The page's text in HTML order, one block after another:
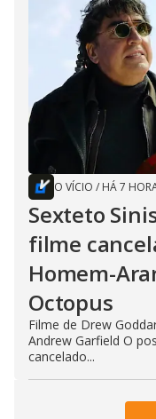
O VÍCIO / HÁ 7
Sexteto
filme
Homem-
Octopus
Filme de Drew
Andrew Garfield O
cancelado...